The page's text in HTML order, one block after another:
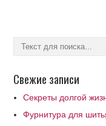
Свежие записи
Секреты долгой
Фурнитура для